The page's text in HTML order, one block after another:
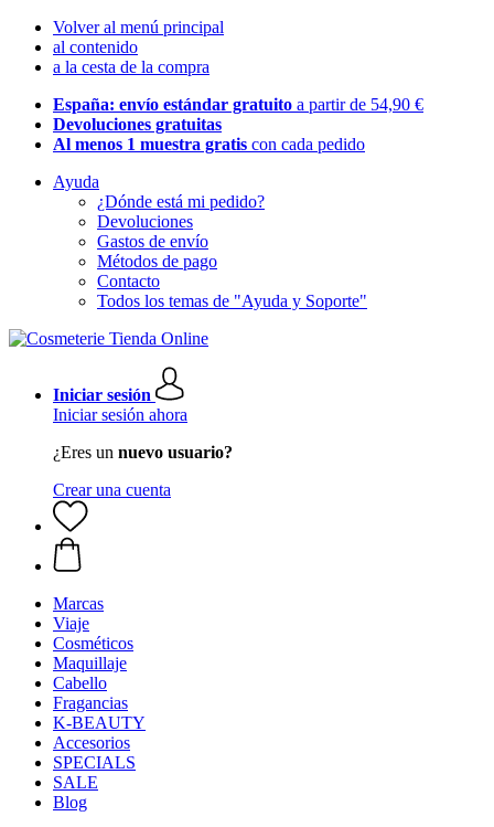
Volver al menú principal
al contenido
a la cesta de la compra
España: envío estándar gratuito a partir de 54,90 €
Devoluciones gratuitas
Al menos 1 muestra gratis con cada pedido
Ayuda
¿Dónde está mi pedido?
Devoluciones
Gastos de envío
Métodos de pago
Contacto
Todos los temas de "Ayuda y Soporte"
Iniciar sesión
Iniciar sesión ahora
¿Eres un nuevo usuario?
Crear una cuenta
Marcas
Viaje
Cosméticos
Maquillaje
Cabello
Fragancias
K-BEAUTY
Accesorios
SPECIALS
SALE
Blog